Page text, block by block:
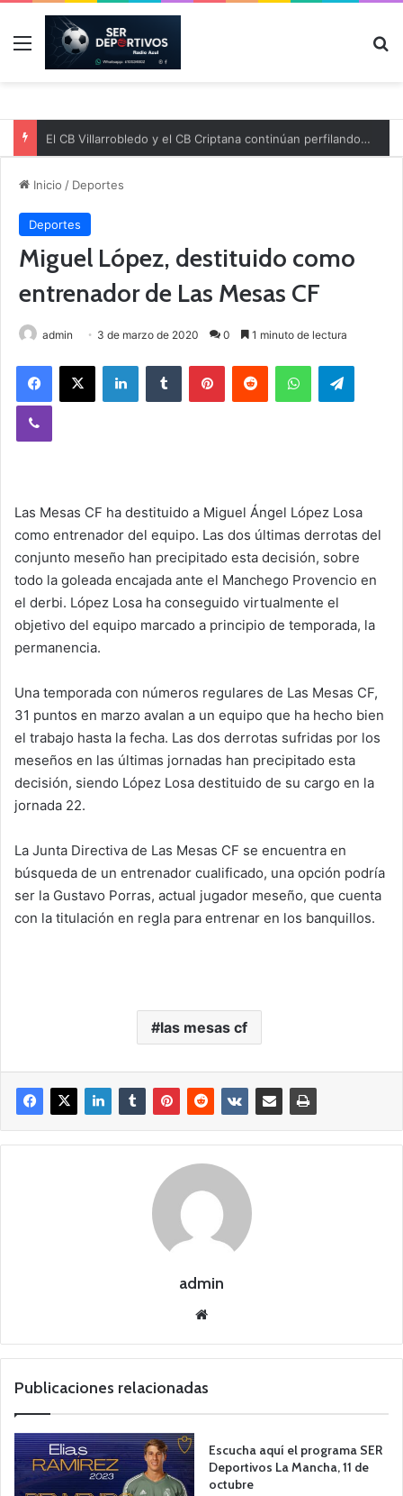
Menú
Inicio / Deportes
Deportes
Miguel López, destituido como
entrenador de Las Mesas CF
admin 3 de marzo de 2020 0 1 minuto de lectura
Las Mesas CF ha destituido a Miguel Ángel López Losa
como entrenador del equipo. Las dos últimas derrotas del
conjunto meseño han precipitado esta decisión, sobre
todo la goleada encajada ante el Manchego Provencio en
el derbi. López Losa ha conseguido virtualmente el
objetivo del equipo marcado a principio de temporada, la
permanencia.
Una temporada con números regulares de Las Mesas CF,
31 puntos en marzo avalan a un equipo que ha hecho bien
el trabajo hasta la fecha. Las dos derrotas sufridas por los
meseños en las últimas jornadas han precipitado esta
decisión, siendo López Losa destituido de su cargo en la
jornada 22.
La Junta Directiva de Las Mesas CF se encuentra en
búsqueda de un entrenador cualificado, una opción podría
ser la Gustavo Porras, actual jugador meseño, que cuenta
con la titulación en regla para entrenar en los banquillos.
las mesas cf
admin
we
Publicaciones relacionadas
Escucha aquí el programa SER
Deportivos La Mancha, 11 de
octubre